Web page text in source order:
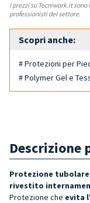
I prezzi su Tecniwork.it
professionisti del settore.
Scopri anche:
# Protezioni per
# Polymer Gel e
Descrizione
Protezione
rivestito
Protezione che evita